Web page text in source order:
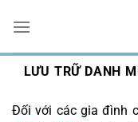
đến
nội
dungLƯU TRỮ DANH
Đối với các gia đình